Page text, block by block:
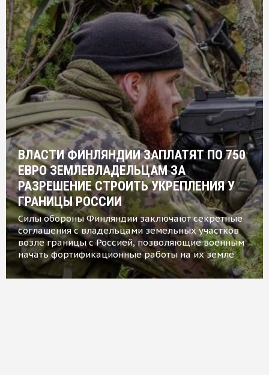
ВЛАСТИ ФИНЛЯНДИИ ЗАПЛАТЯТ ПО 750
ЕВРО ЗЕМЛЕВЛАДЕЛЬЦАМ ЗА
РАЗРЕШЕНИЕ СТРОИТЬ УКРЕПЛЕНИЯ У
ГРАНИЦЫ РОССИИ
Силы обороны Финляндии заключают секретные
соглашения с владельцами земельных участков
возле границы с Россией, позволяющие военным
начать фортификационные работы на их земле